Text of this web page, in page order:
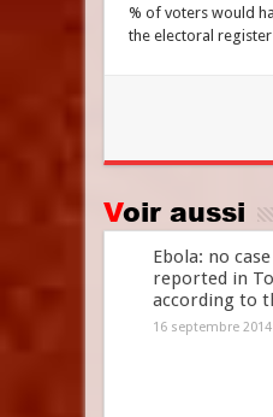
% of voters would
the electoral register
Voir aussi
Ebola: no
reported in
according to
16 septembre 2014